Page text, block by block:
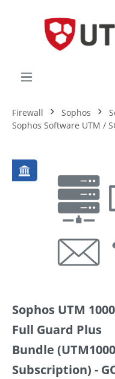
Firewall Sophos
Sophos Software UTM /
Bildergalerie überspringen
Sophos UTM 1000
Full Guard Plus
Bundle (UTM1000
Subscription) -